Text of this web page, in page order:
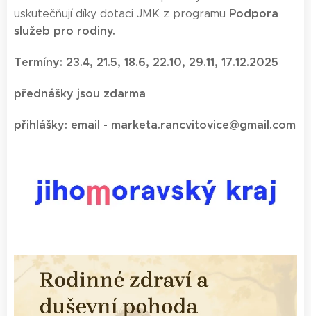
uskutečňují díky dotaci JMK z programu Podpora
služeb pro rodiny.
Termíny: 23.4, 21.5, 18.6, 22.10, 29.11, 17.12.2025
přednášky jsou zdarma
přihlášky: email - marketa.rancvitovice@gmail.com